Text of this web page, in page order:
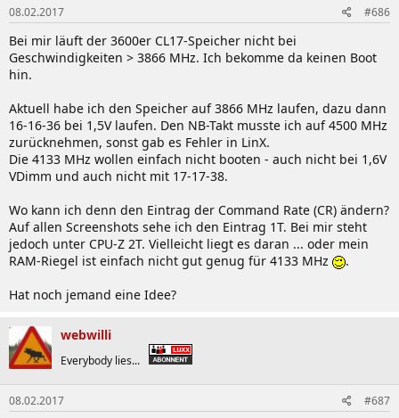
08.02.2017 #686
Bei mir läuft der 3600er CL17-Speicher nicht bei
Geschwindigkeiten > 3866 MHz. Ich bekomme da keinen Boot
hin.
Aktuell habe ich den Speicher auf 3866 MHz laufen, dazu dann
16-16-36 bei 1,5V laufen. Den NB-Takt musste ich auf 4500 MHz
zurücknehmen, sonst gab es Fehler in LinX.
Die 4133 MHz wollen einfach nicht booten - auch nicht bei 1,6V
VDimm und auch nicht mit 17-17-38.
Wo kann ich denn den Eintrag der Command Rate (CR) ändern?
Auf allen Screenshots sehe ich den Eintrag 1T. Bei mir steht
jedoch unter CPU-Z 2T. Vielleicht liegt es daran ... oder mein
RAM-Riegel ist einfach nicht gut genug für 4133 MHz
.
Hat noch jemand eine Idee?
webwilli
Everybody lies...
08.02.2017 #687